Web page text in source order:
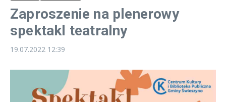
Zaproszenie na plenerowy
spektakl teatralny
19.07.2022 12:39